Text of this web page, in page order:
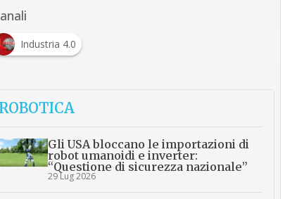
Industria 4.0
ROBOTICA
Gli USA bloccano le importazioni di
robot umanoidi e inverter:
“Questione di sicurezza nazionale”
29 Lug 2026